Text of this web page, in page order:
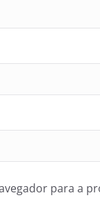
para a